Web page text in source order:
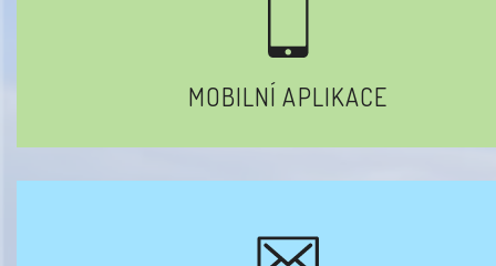
MOBILNÍ APLIKACE